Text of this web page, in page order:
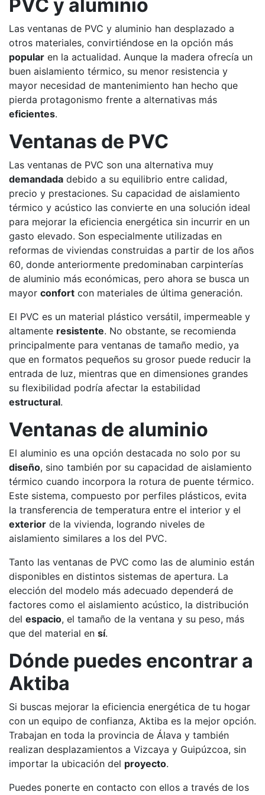
PVC y aluminio
Las ventanas de PVC y aluminio han desplazado a
otros materiales, convirtiéndose en la opción más
popular en la actualidad. Aunque la madera ofrecía un
buen aislamiento térmico, su menor resistencia y
mayor necesidad de mantenimiento han hecho que
pierda protagonismo frente a alternativas más
eficientes.
Ventanas de PVC
Las ventanas de PVC son una alternativa muy
demandada debido a su equilibrio entre calidad,
precio y prestaciones. Su capacidad de aislamiento
térmico y acústico las convierte en una solución ideal
para mejorar la eficiencia energética sin incurrir en un
gasto elevado. Son especialmente utilizadas en
reformas de viviendas construidas a partir de los años
60, donde anteriormente predominaban carpinterías
de aluminio más económicas, pero ahora se busca un
mayor confort con materiales de última generación.
El PVC es un material plástico versátil, impermeable y
altamente resistente. No obstante, se recomienda
principalmente para ventanas de tamaño medio, ya
que en formatos pequeños su grosor puede reducir la
entrada de luz, mientras que en dimensiones grandes
su flexibilidad podría afectar la estabilidad
estructural.
Ventanas de aluminio
El aluminio es una opción destacada no solo por su
diseño, sino también por su capacidad de aislamiento
térmico cuando incorpora la rotura de puente térmico.
Este sistema, compuesto por perfiles plásticos, evita
la transferencia de temperatura entre el interior y el
exterior de la vivienda, logrando niveles de
aislamiento similares a los del PVC.
Tanto las ventanas de PVC como las de aluminio están
disponibles en distintos sistemas de apertura. La
elección del modelo más adecuado dependerá de
factores como el aislamiento acústico, la distribución
del espacio, el tamaño de la ventana y su peso, más
que del material en sí.
Dónde puedes encontrar a
Aktiba
Si buscas mejorar la eficiencia energética de tu hogar
con un equipo de confianza, Aktiba es la mejor opción.
Trabajan en toda la provincia de Álava y también
realizan desplazamientos a Vizcaya y Guipúzcoa, sin
importar la ubicación del proyecto.
Puedes ponerte en contacto con ellos a través de los